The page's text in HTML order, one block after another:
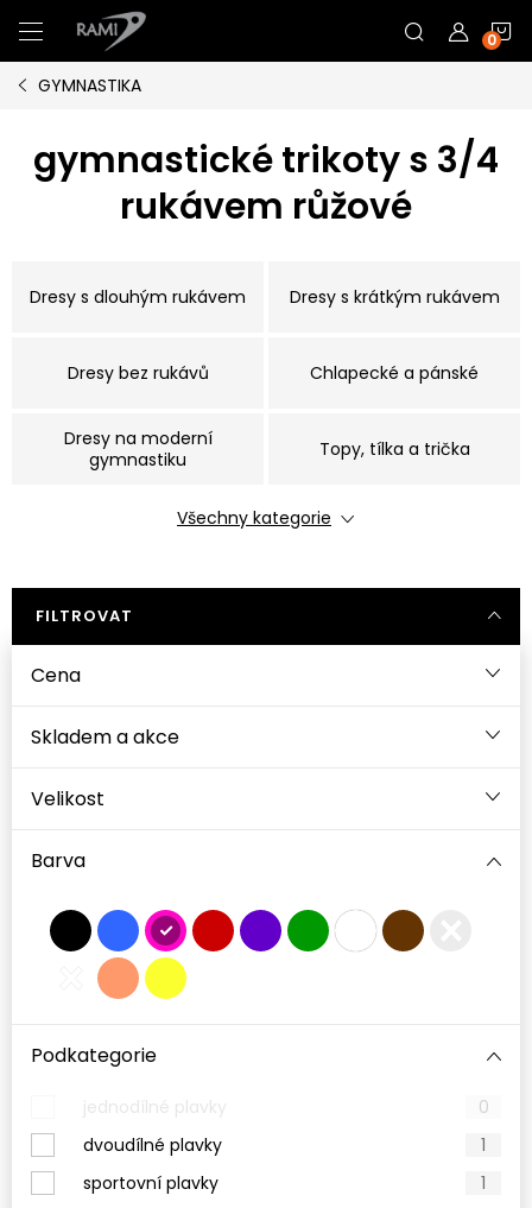
na
obsah
GYMNASTIKA
gymnastické trikoty s 3/4
rukávem růžové
Dresy s dlouhým rukávem Dresy s krátkým rukávem
Dresy bez rukávů Chlapecké a pánské
Dresy na moderní
gymnastiku
Topy, tílka a trička
Kraťasy a legíny Gumičky do vlasů
Všechny kategorie
FILTROVAT
Cena
Velikost
Barva
Podkategorie
jednodílné plavky
0
dvoudílné plavky
1
sportovní plavky
1